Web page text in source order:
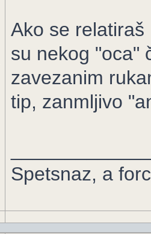
Ako se
su nekog "oca"
zavezanim
tip, zanmljivo
Spetsnaz, a